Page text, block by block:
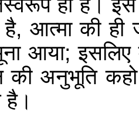
है, आत्मा की
आया;
की अनुभूति